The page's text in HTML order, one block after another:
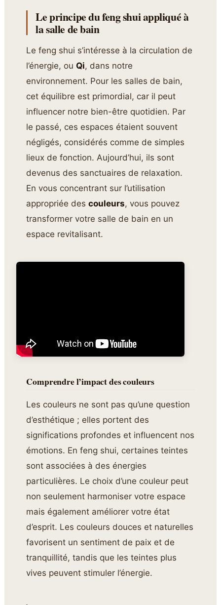
Le principe du feng shui appliqué à
la salle de bain
Le feng shui s’intéresse à la circulation de
l’énergie, ou Qi, dans notre
environnement. Pour les salles de bain,
cet équilibre est primordial, car il peut
influencer notre bien-être quotidien. Par
le passé, ces espaces étaient souvent
négligés, considérés comme de simples
lieux de fonction. Aujourd’hui, ils sont
devenus des sanctuaires de relaxation.
En vous concentrant sur l’utilisation
appropriée descouleurs, vous pouvez
transformer votre salle de bain en un
espace revitalisant.
Comprendre l’impact des couleurs
Les couleurs ne sont pas qu’une question
d’esthétique ; elles portent des
significations profondes et influencent nos
émotions. En feng shui, certaines teintes
sont associées à des énergies
particulières. Le choix d’une couleur peut
non seulement harmoniser votre espace
mais également améliorer votre état
d’esprit. Les couleurs douces et naturelles
favorisent un sentiment de paix et de
tranquillité, tandis que les teintes plus
vives peuvent stimuler l’énergie.